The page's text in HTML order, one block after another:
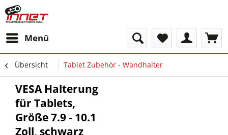
Menü
Übersicht Tablet Zubehör - Wandhalter
VESA Halterung
für Tablets,
Größe 7.9 - 10.1
Zoll, schwarz